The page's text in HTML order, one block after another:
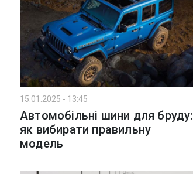
15.01.2025 - 13:45
Автомобільні шини для бруду:
як вибирати правильну
модель